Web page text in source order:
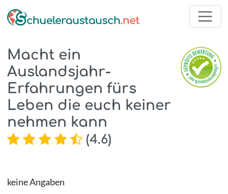
Macht ein
Auslandsjahr-
Erfahrungen fürs
Leben die euch keiner
nehmen kann
(4.6)
keine Angaben